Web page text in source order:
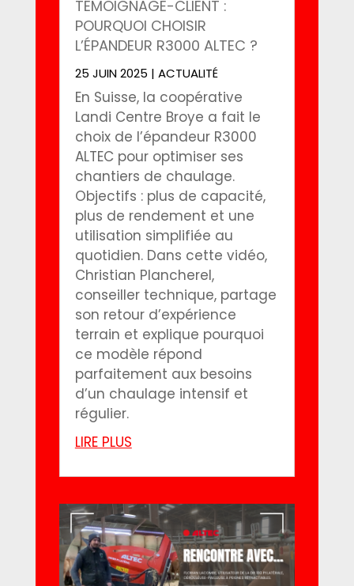
TÉMOIGNAGE-CLIENT :
POURQUOI CHOISIR
L’ÉPANDEUR R3000 ALTEC ?
25 JUIN 2025 | ACTUALITÉ
En Suisse, la coopérative
Landi Centre Broye a fait le
choix de l’épandeur R3000
ALTEC pour optimiser ses
chantiers de chaulage.
Objectifs : plus de capacité,
plus de rendement et une
utilisation simplifiée au
quotidien. Dans cette vidéo,
Christian Plancherel,
conseiller technique, partage
son retour d’expérience
terrain et explique pourquoi
ce modèle répond
parfaitement aux besoins
d’un chaulage intensif et
régulier.
LIRE PLUS